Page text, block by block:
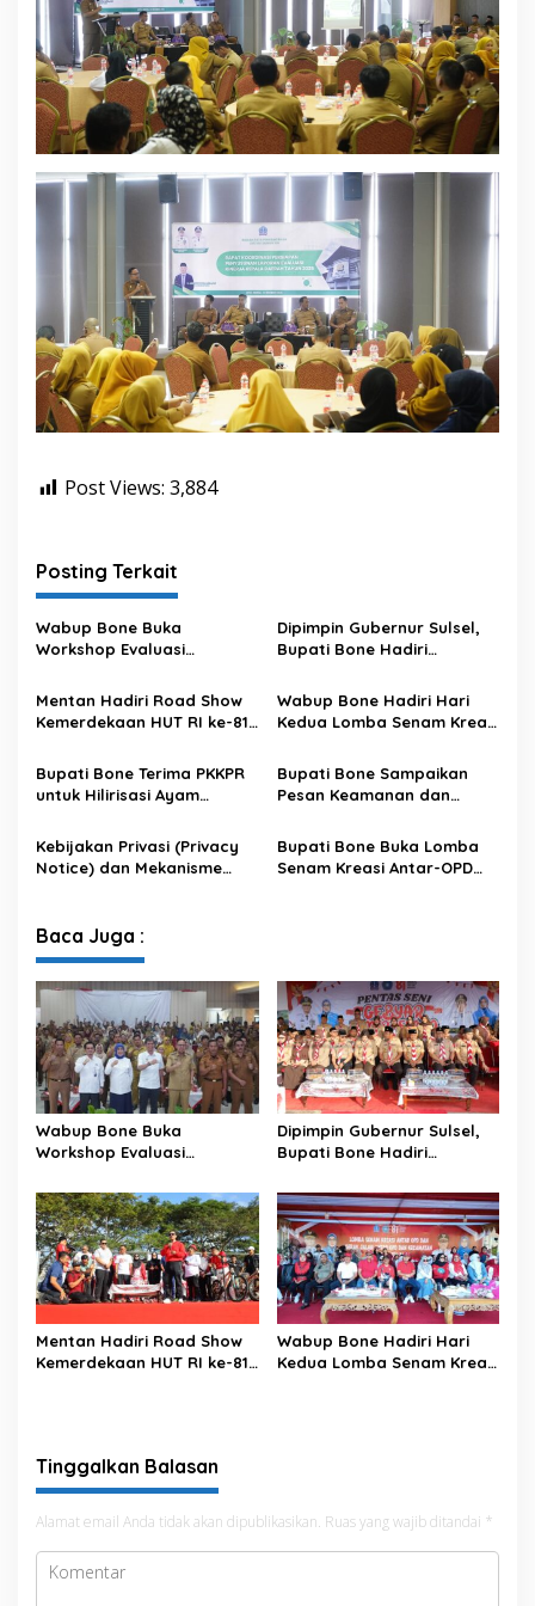
Post Views: 3,884
Posting Terkait
Wabup Bone Buka
Workshop Evaluasi
Pembangunan Desa
Dipimpin Gubernur Sulsel,
Bupati Bone Hadiri
Ponre
Mentan Hadiri Road Show
Kemerdekaan HUT RI ke-81
Kabupaten Bone, Dihadiri
Puluhan Ribu Masyarakat
Wabup Bone Hadiri Hari
Kedua Lomba Senam Kreasi
Bupati Bone Terima PKKPR
untuk Hilirisasi Ayam
Bupati Bone Sampaikan
Pesan Keamanan dan
Kebijakan Privasi (Privacy
Notice) dan Mekanisme
Satu Data
Bupati Bone Buka Lomba
Senam Kreasi Antar-OPD
Baca Juga :
Wabup Bone Buka
Workshop Evaluasi
Pembangunan Desa
Dipimpin Gubernur Sulsel,
Bupati Bone Hadiri
Ponre
Mentan Hadiri Road Show
Kemerdekaan HUT RI ke-81
Wabup Bone Hadiri Hari
Kedua Lomba Senam Kreasi
Tinggalkan Balasan
Alamat email Anda tidak akan dipublikasikan. Ruas yang wajib ditandai *